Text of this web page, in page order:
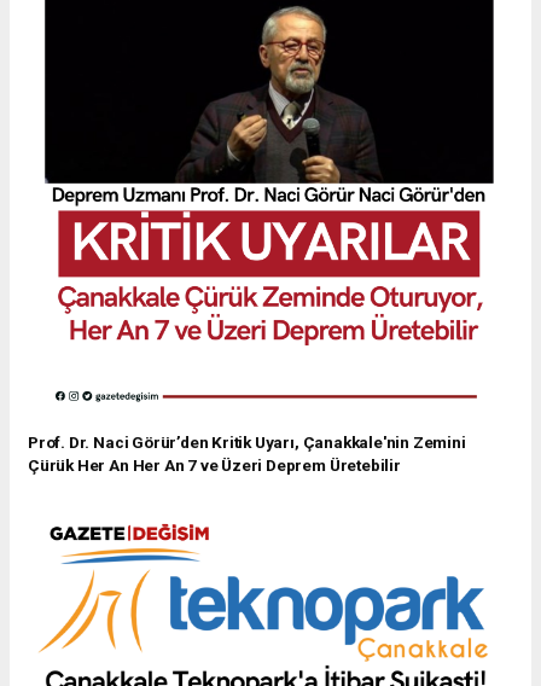
Prof. Dr. Naci Görür’den Kritik Uyarı, Çanakkale'nin Zemini
Çürük Her An Her An 7 ve Üzeri Deprem Üretebilir